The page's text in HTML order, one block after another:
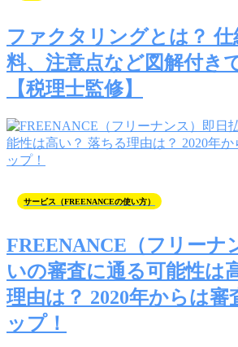
ファクタリングとは？
料、注意点など図解付き
【税理士監修】
サービス（FREENANCEの使い方）
FREENANCE（フリーナ
いの審査に通る可能性は
理由は？ 2020年からは審
ップ！